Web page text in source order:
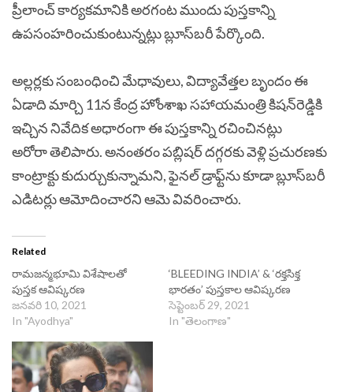
ప్రీలాంచ్‌ కార్యకమానికి అరగంట ముందు పుస్తకాన్ని
ఉపసంహరించుకుంటున్నట్లు బ్లూస్‌బరీ పేర్కొంది.
అల్లర్లకు సంబంధించి మేధావులు, విద్యావేత్తల బృందం ఈ
ఏడాది మార్చి 11న కేంద్ర హోంశాఖ సహాయమంత్రి కిషన్‌రెడ్డికి
ఇచ్చిన నివేదిక అధారంగా ఈ పుస్తకాన్ని రచించినట్లు
అరోరా తెలిపారు. అనంతరం పబ్లిషర్‌ దగ్గరకు వెళ్లి ప్రచురణకు
కాంట్రాక్టు కుదుర్చుకున్నామని, ఫైనల్‌ డ్రాఫ్ట్‌ను కూడా బ్లూస్‌బరీ
ఎడిటర్లు ఆమోదించారని ఆమె వివరించారు.
Related
రామజన్మభూమి విశేషాలతో
పుస్తక ఆవిష్కరణ
జనవరి 10, 2021
In "Ayodhya"
‘BLEEDING INDIA’ & ‘ర‌క్త‌సిక్త
భార‌తం’ పుస్త‌కాల‌ ఆవిష్క‌ర‌ణ
సెప్టెంబర్ 29, 2021
In "తెలంగాణ"